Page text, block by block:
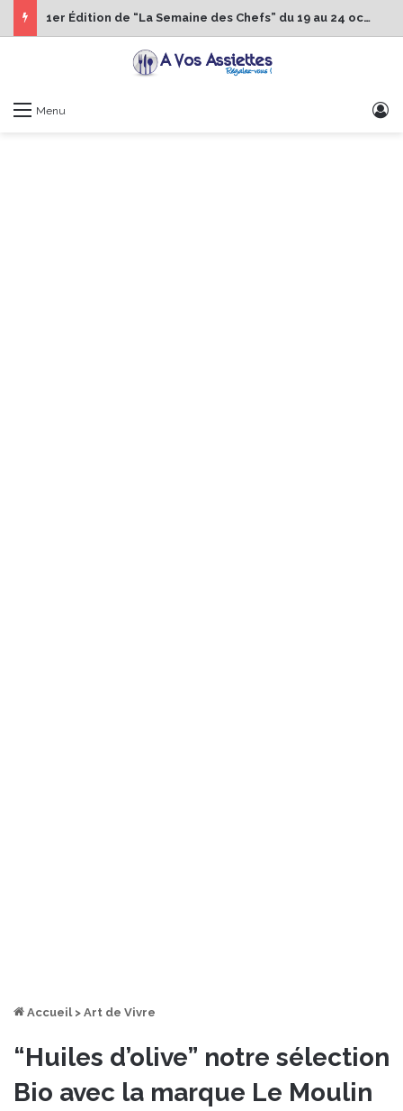
1er Édition de “La Semaine des Chefs” du 19 au 24 octobre 2026
Menu
Accueil > Art de Vivre
“Huiles d’olive” notre sélection
Bio avec la marque Le Moulin